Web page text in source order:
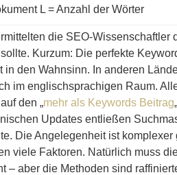
L = Anzahl der Wörter
die SEO-Wissenschaftler
Kurzum: Die perfekte
den Wahnsinn. In anderen
im englischsprachigen Raum.
den „mehr als Keywords Beitrag
Updates entließen
Die Angelegenheit ist komplexer
viele Faktoren. Natürlich muss
– aber die Methoden sind